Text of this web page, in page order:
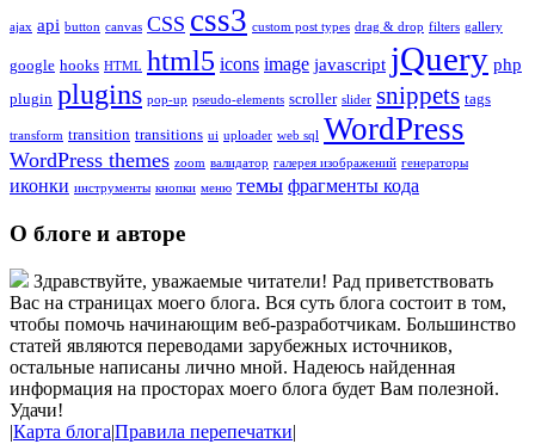
ajax api button canvas CSS css3 custom post types drag & drop filters gallery
google hooks HTML html5 icons image javascript jQuery php
plugin plugins pop-up pseudo-elements scroller slider snippets tags
transform transition transitions ui uploader web sql WordPress
WordPress themes zoom валидатор галерея изображений генераторы
иконки инструменты кнопки меню темы фрагменты кода
О блоге и авторе
Здравствуйте, уважаемые читатели! Рад приветствовать
Вас на страницах моего блога. Вся суть блога состоит в том,
чтобы помочь начинающим веб-разработчикам. Большинство
статей являются переводами зарубежных источников,
остальные написаны лично мной. Надеюсь найденная
информация на просторах моего блога будет Вам полезной.
Удачи!
|Карта блога|Правила перепечатки|